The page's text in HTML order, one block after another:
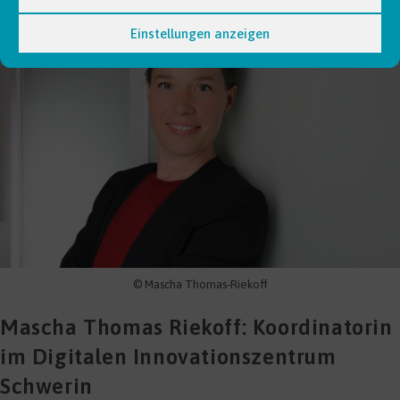
Einstellungen anzeigen
© Mascha Thomas-Riekoff
Mascha Thomas Riekoff: Koordinatorin
im Digitalen Innovationszentrum
Schwerin